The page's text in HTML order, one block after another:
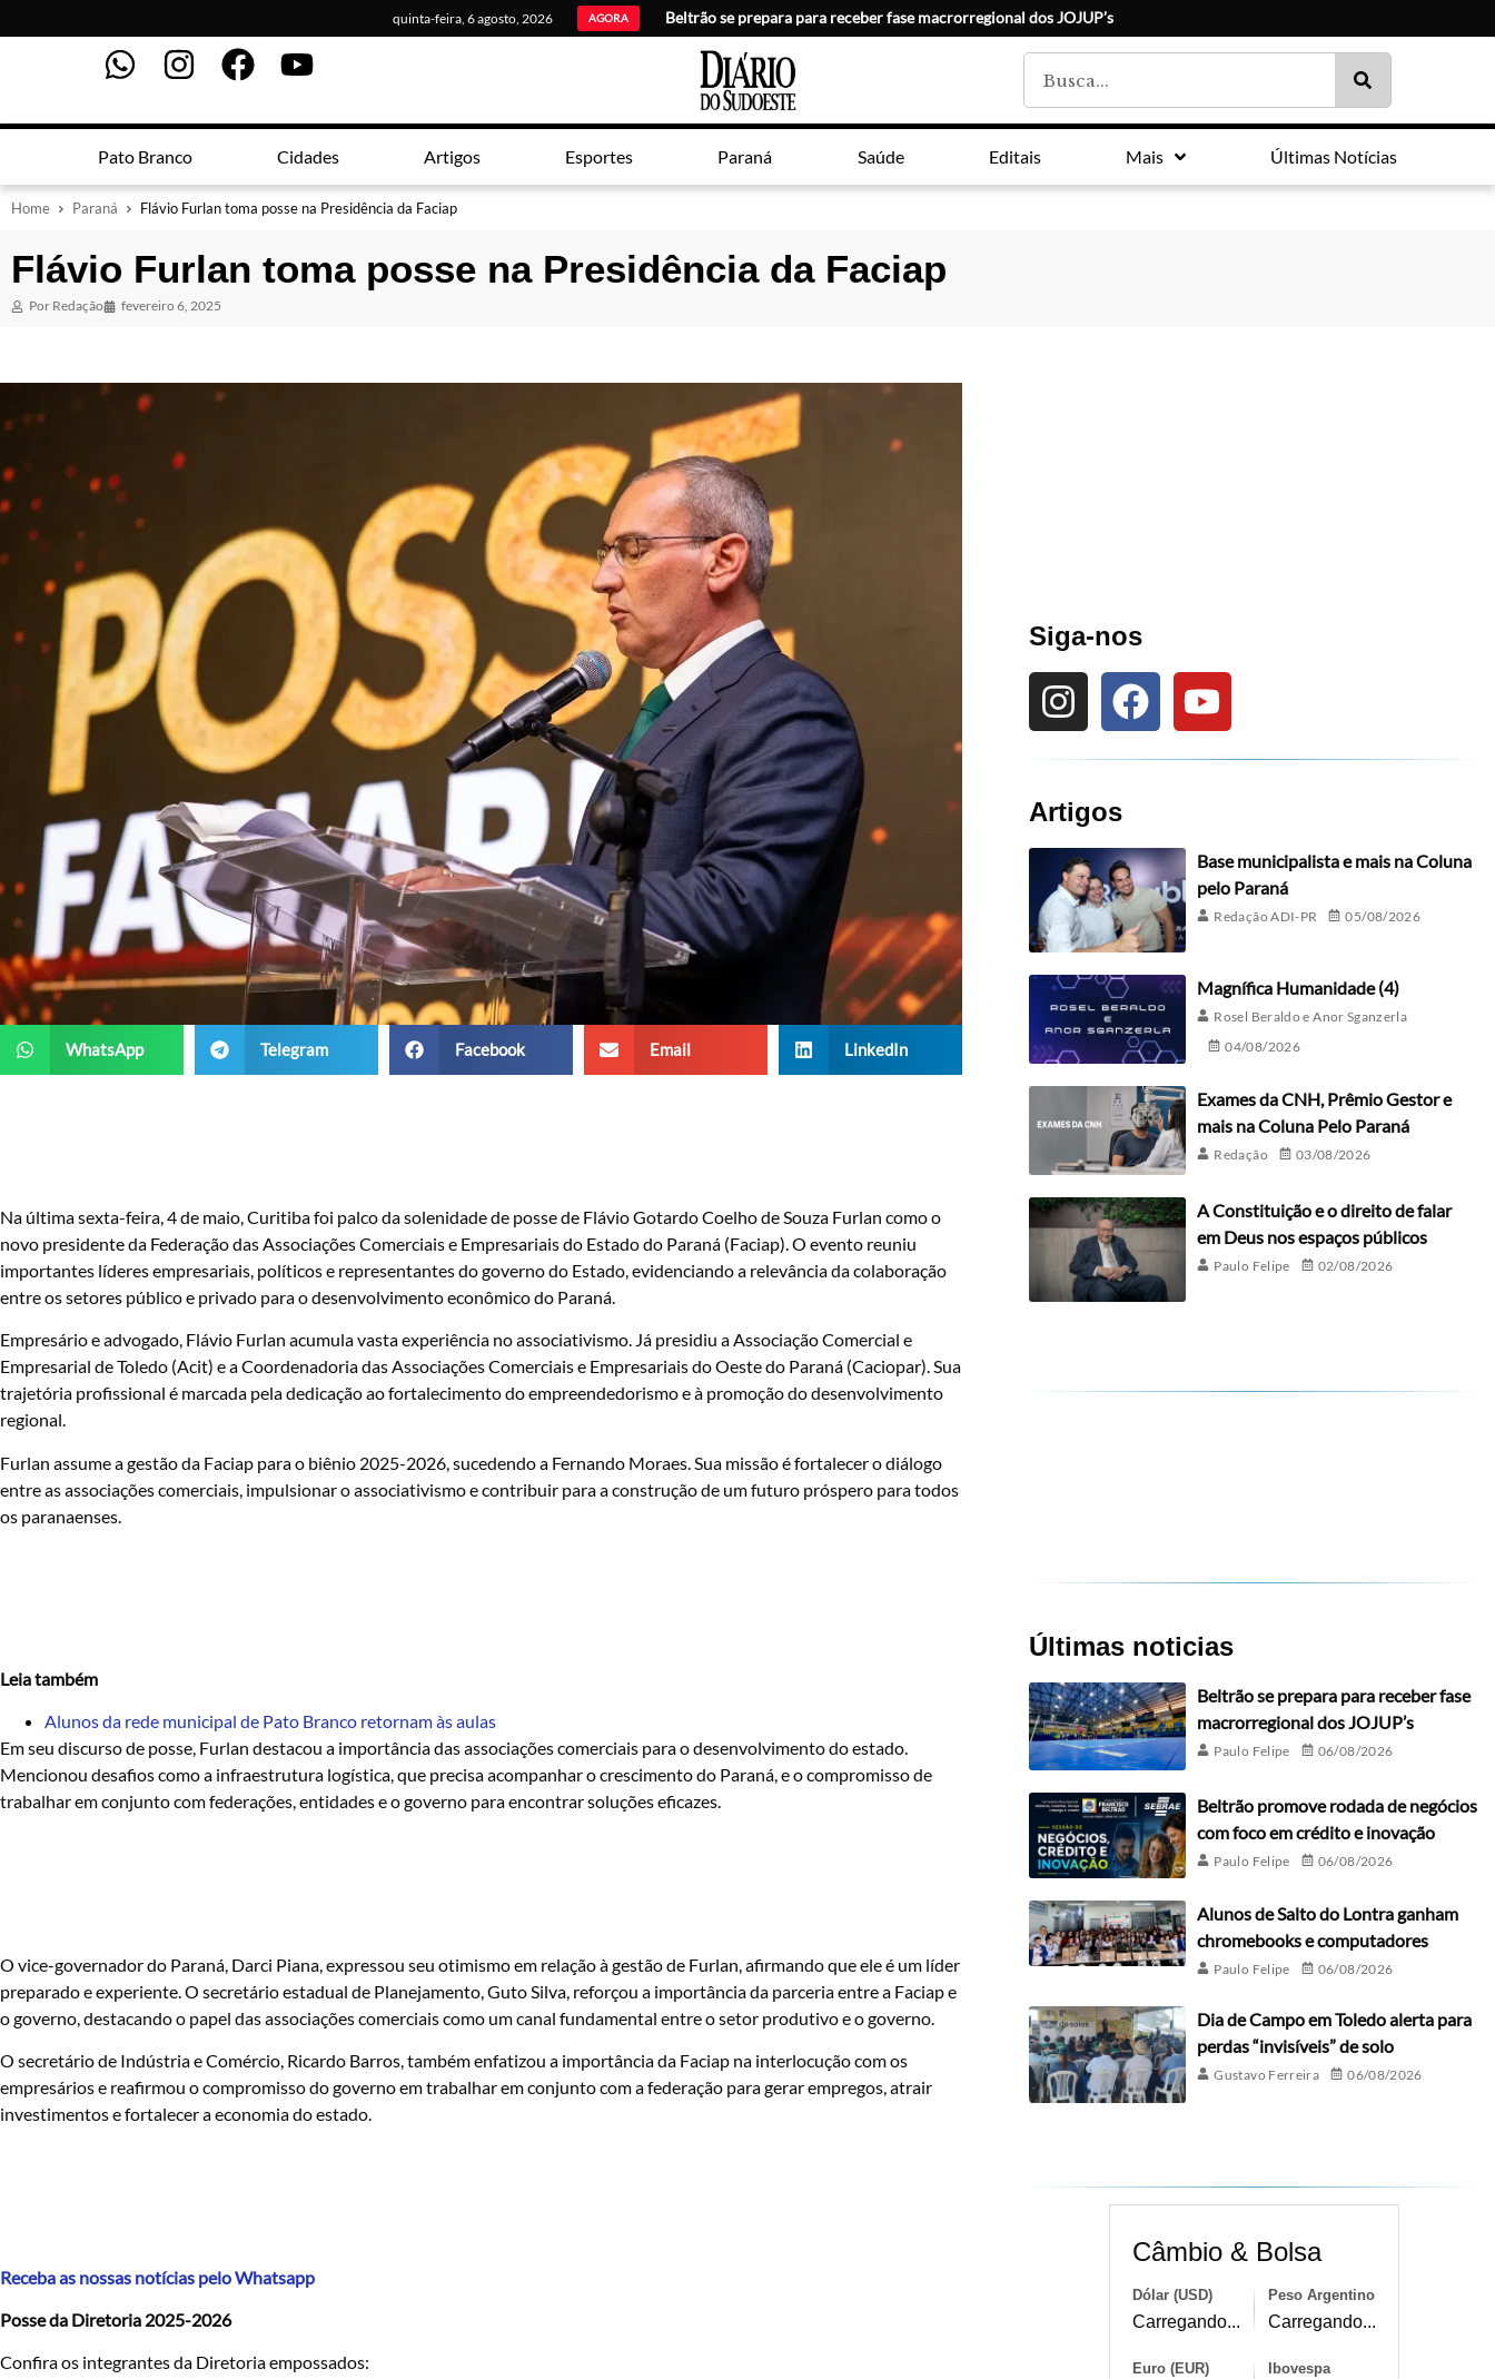
quinta-feira, 6 agosto, 2026 AGORA Beltrão se prepara para receber fase macrorregional dos JOJUP’s
Pato Branco Cidades Artigos Esportes Paraná Saúde Editais Mais Últimas Notícias
Home Paraná Flávio Furlan toma posse na Presidência da Faciap
Flávio Furlan toma posse na Presidência da Faciap
Por Redação fevereiro 6, 2025
WhatsApp Telegram Facebook Email LinkedIn
Na última sexta-feira, 4 de maio, Curitiba foi palco da solenidade de posse de Flávio Gotardo Coelho de Souza Furlan como o
novo presidente da Federação das Associações Comerciais e Empresariais do Estado do Paraná (Faciap). O evento reuniu
importantes líderes empresariais, políticos e representantes do governo do Estado, evidenciando a relevância da colaboração
entre os setores público e privado para o desenvolvimento econômico do Paraná.
Empresário e advogado, Flávio Furlan acumula vasta experiência no associativismo. Já presidiu a Associação Comercial e
Empresarial de Toledo (Acit) e a Coordenadoria das Associações Comerciais e Empresariais do Oeste do Paraná (Caciopar). Sua
trajetória profissional é marcada pela dedicação ao fortalecimento do empreendedorismo e à promoção do desenvolvimento
regional.
Furlan assume a gestão da Faciap para o biênio 2025-2026, sucedendo a Fernando Moraes. Sua missão é fortalecer o diálogo
entre as associações comerciais, impulsionar o associativismo e contribuir para a construção de um futuro próspero para todos
os paranaenses.
Leia também
Alunos da rede municipal de Pato Branco retornam às aulas
Em seu discurso de posse, Furlan destacou a importância das associações comerciais para o desenvolvimento do estado.
Mencionou desafios como a infraestrutura logística, que precisa acompanhar o crescimento do Paraná, e o compromisso de
trabalhar em conjunto com federações, entidades e o governo para encontrar soluções eficazes.
O vice-governador do Paraná, Darci Piana, expressou seu otimismo em relação à gestão de Furlan, afirmando que ele é um líder
preparado e experiente. O secretário estadual de Planejamento, Guto Silva, reforçou a importância da parceria entre a Faciap e
o governo, destacando o papel das associações comerciais como um canal fundamental entre o setor produtivo e o governo.
O secretário de Indústria e Comércio, Ricardo Barros, também enfatizou a importância da Faciap na interlocução com os
empresários e reafirmou o compromisso do governo em trabalhar em conjunto com a federação para gerar empregos, atrair
investimentos e fortalecer a economia do estado.
Receba as nossas notícias pelo Whatsapp
Posse da Diretoria 2025-2026
Confira os integrantes da Diretoria empossados:
Siga-nos
Artigos
Base municipalista e mais na Coluna
pelo Paraná
Redação ADI-PR 05/08/2026
Magnífica Humanidade (4)
Rosel Beraldo e Anor Sganzerla
04/08/2026
Exames da CNH, Prêmio Gestor e
mais na Coluna Pelo Paraná
Redação 03/08/2026
A Constituição e o direito de falar
em Deus nos espaços públicos
Paulo Felipe 02/08/2026
Últimas noticias
Beltrão se prepara para receber fase
macrorregional dos JOJUP’s
Paulo Felipe 06/08/2026
Beltrão promove rodada de negócios
com foco em crédito e inovação
Paulo Felipe 06/08/2026
Alunos de Salto do Lontra ganham
chromebooks e computadores
Paulo Felipe 06/08/2026
Dia de Campo em Toledo alerta para
perdas “invisíveis” de solo
Gustavo Ferreira 06/08/2026
Câmbio & Bolsa
Dólar (USD)
Carregando...
Peso Argentino
Carregando...
Euro (EUR) Ibovespa